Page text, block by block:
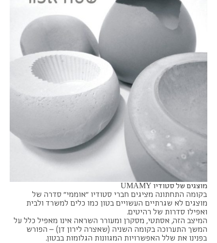
מוצגים של סטודיו UMAMY
בקומה התחתונה מציגים חברי סטודיו "אוממי" סדרה של
מוצגים לא שגרתיים העשויים בטון כמו כלים למשרד ולבית
ואפילו סדרות של רהיטים.
המיצב הזה, אסתטי, מסקרן ומעורר השראה אינו מאפיל כלל על
המשך התערוכה בקומה השניה (שאצרה לירון דן) – הפורש
בפנינו את שלל האפשרויות המגוונות הגלומות בבטון.